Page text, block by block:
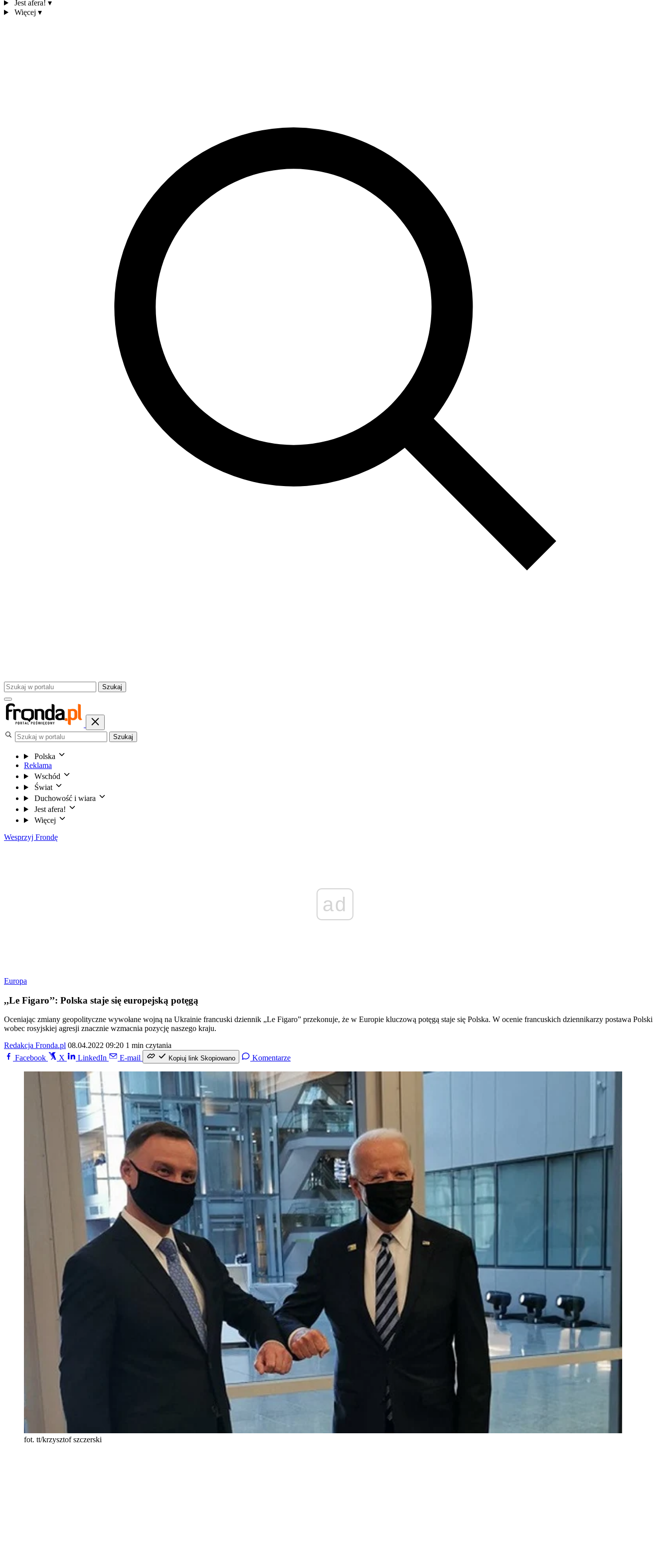
Jest afera! ▾
Więcej ▾
Szukaj
Szukaj
Polska
Reklama
Wschód
Świat
Duchowość i wiara
Jest afera!
Więcej
Wesprzyj Frondę
ad
Europa
,,Le Figaro’’: Polska staje się europejską potęgą
Oceniając zmiany geopolityczne wywołane wojną na Ukrainie francuski dziennik „Le Figaro” przekonuje, że w Europie kluczową potęgą staje się Polska. W ocenie francuskich dziennikarzy postawa Polski
wobec rosyjskiej agresji znacznie wzmacnia pozycję naszego kraju.
Redakcja Fronda.pl 08.04.2022 09:20 1 min czytania
Facebook
X LinkedIn E-mail Kopiuj link Skopiowano Komentarze
fot. tt/krzysztof szczerski